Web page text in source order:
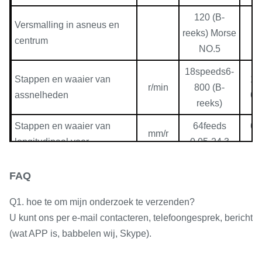
Versmalling in asneus en
centrum
120 (B-
reeks) Morse
NO.5
Stappen en waaier van
assnelheden
r/min
18speeds6-
800 (B-
reeks)
Stappen en waaier van
longitudinaal voer
mm/r
64feeds
0.05-24.3
Waaier van fijn voer met
veranderingstoestellen
mm/r 0.05-0.912
FAQ
Q1. hoe te om mijn onderzoek te verzenden?
U kunt ons per e-mail contacteren, telefoongesprek, bericht
(wat APP is, babbelen wij, Skype).